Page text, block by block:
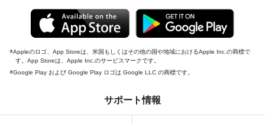
Appleのロゴ、App Storeは、米国もしくはその他の国や地域におけるApple Inc.の商標で
す。App Storeは、Apple Inc.のサービスマークです。
Google Play および Google Play ロゴは Google LLC の商標です。
サポート情報